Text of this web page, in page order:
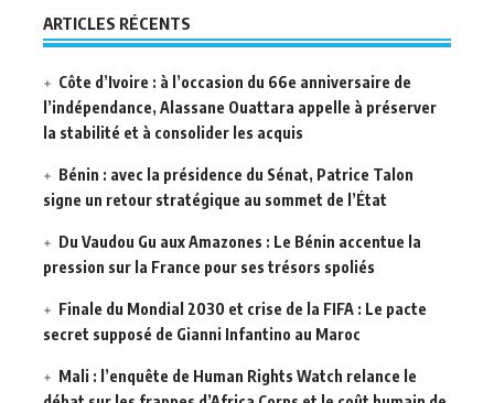
ARTICLES RÉCENTS
Côte d’Ivoire : à l’occasion du 66e anniversaire de
l’indépendance, Alassane Ouattara appelle à préserver
la stabilité et à consolider les acquis
Bénin : avec la présidence du Sénat, Patrice Talon
signe un retour stratégique au sommet de l’État
Du Vaudou Gu aux Amazones : Le Bénin accentue la
pression sur la France pour ses trésors spoliés
Finale du Mondial 2030 et crise de la FIFA : Le pacte
secret supposé de Gianni Infantino au Maroc
Mali : l’enquête de Human Rights Watch relance le